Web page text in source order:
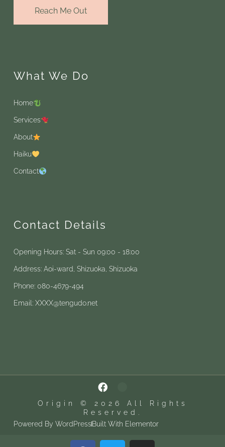
Reach Me Out
What We Do
Home
Services
About
Haiku
Contact
Contact Details
Opening Hours: Sat - Sun 09:00 - 18:00
Address: Aoi-ward, Shizuoka, Shizuoka
Phone: 080-4679-494
Email: XXXX@tengudo.net
Origin © 2026 All Rights
Reserved.
Powered By WordPressBuilt With Elementor